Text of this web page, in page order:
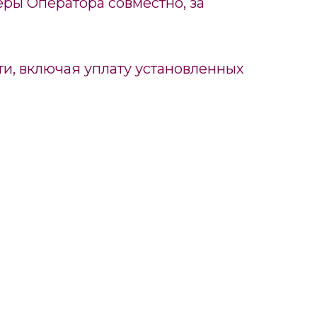
включая уплату установленных